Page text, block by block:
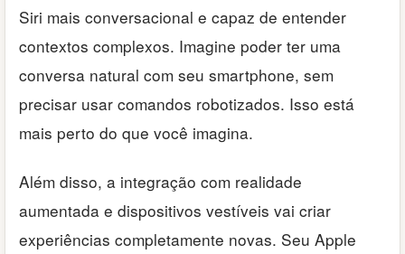
Siri mais conversacional e capaz de entender
contextos complexos. Imagine poder ter uma
conversa natural com seu smartphone, sem
precisar usar comandos robotizados. Isso está
mais perto do que você imagina.
Além disso, a integração com realidade
aumentada e dispositivos vestíveis vai criar
experiências completamente novas. Seu Apple